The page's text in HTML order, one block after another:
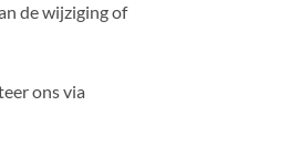
de wijziging of
ons via